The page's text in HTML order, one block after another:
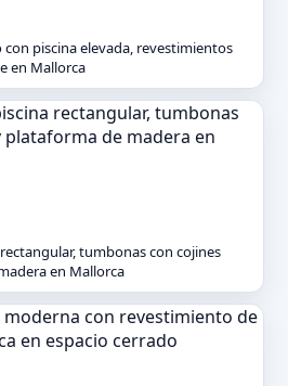
piscina elevada, revestimientos
en Mallorca
tumbonas con cojines
en Mallorca